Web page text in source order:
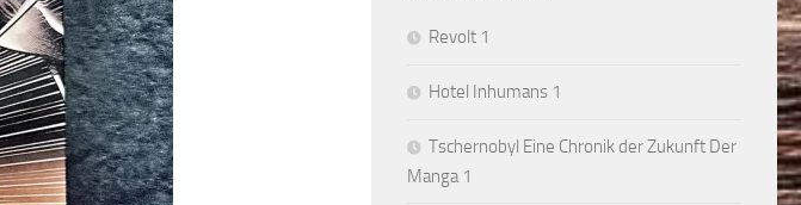
Revolt 1
Hotel Inhumans 1
Tschernobyl Eine Chronik der Zukunft Der
Manga 1